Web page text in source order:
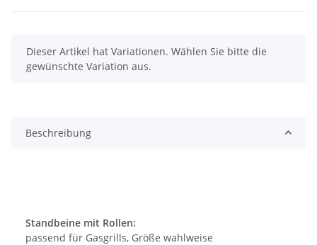
x
Dieser Artikel hat Variationen. Wählen Sie bitte die
gewünschte Variation aus.
Beschreibung
Standbeine mit Rollen:
passend für Gasgrills, Größe wahlweise